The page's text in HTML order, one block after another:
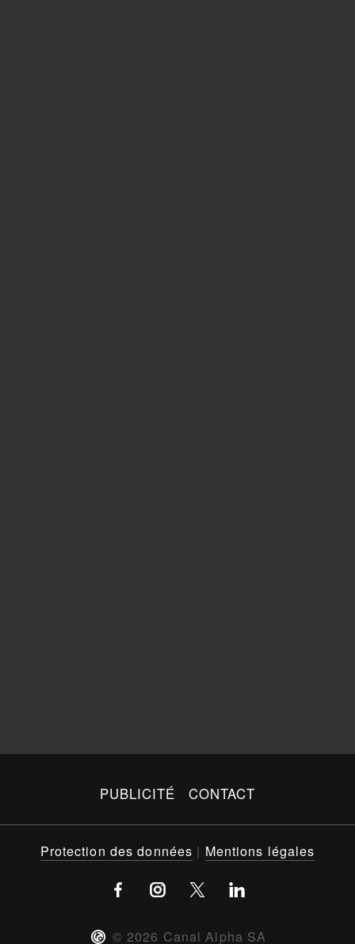
PUBLICITÉ CONTACT
© 2026 Canal Alpha SA
Protection des données | Mentions légales